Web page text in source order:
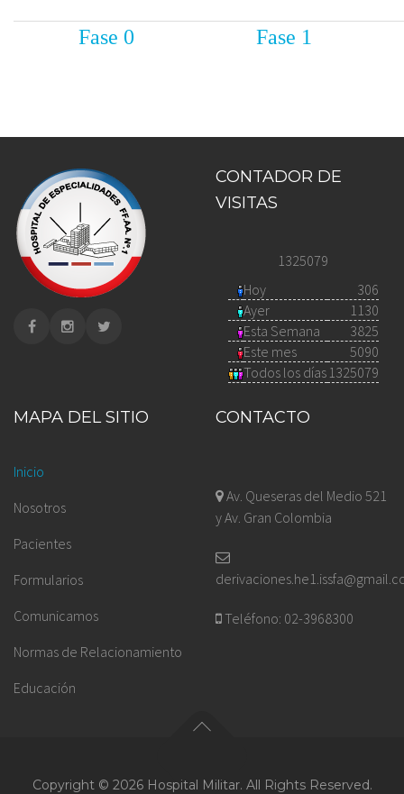
Fase 0 Fase 1
CONTADOR DE
VISITAS
1325079
Hoy
306
Ayer
1130
Esta Semana
3825
Este mes
5090
Todos los días 1325079
MAPA DEL SITIO
Inicio
Nosotros
Pacientes
Formularios
Comunicamos
Normas de Relacionamiento
Educación
CONTACTO
Av. Queseras del Medio 521
y Av. Gran Colombia
Teléfono: 02-3968300
Copyright © 2026 Hospital Militar. All Rights Reserved.